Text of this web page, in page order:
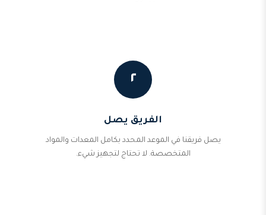
٢
الفريق يصل
يصل فريقنا في الموعد المحدد بكامل المعدات والمواد
المتخصصة. لا تحتاج لتجهيز شيء.